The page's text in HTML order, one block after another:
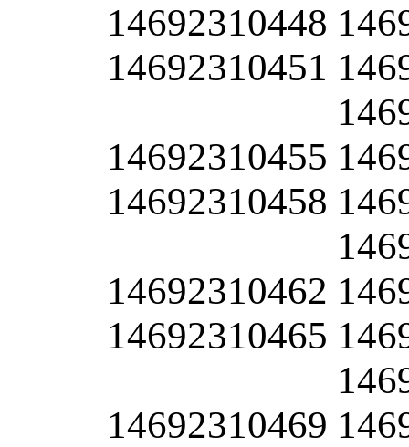
14692310448
14692310451
14692310455
14692310458
14692310462
14692310465
14692310469